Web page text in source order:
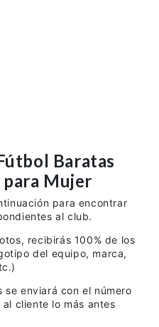
Baratas
Mujer
para encontrar
al club.
recibirás 100% de los
del equipo, marca,
enviará con el número
cliente lo más antes